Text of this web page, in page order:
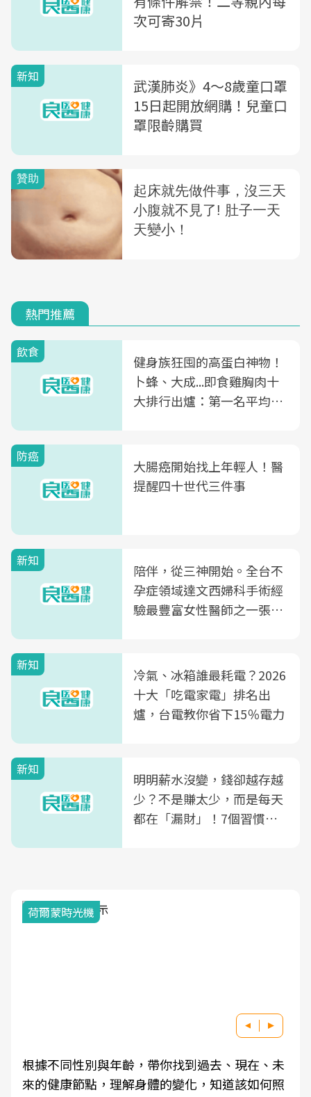
次可寄30片
新知
武漢肺炎》4～8歲童口罩
15日起開放網購！兒童口
罩限齡購買
熱門推薦
飲食
健身族狂囤的高蛋白神物！
卜蜂、大成...即食雞胸肉十
大排行出爐：第一名平均一
防癌
大腸癌開始找上年輕人！醫
提醒四十世代三件事
新知
陪伴，從三神開始。全台不
孕症領域達文西婦科手術經
驗最豐富女性醫師之一張永
光田醫院建構360度女性健
康照護生態圈
新知
冷氣、冰箱誰最耗電？2026
十大「吃電家電」排名出
爐，台電教你省下15％電力
新知
明明薪水沒變，錢卻越存越
少？不是賺太少，而是每天
都在「漏財」！7個習慣一
荷爾蒙時光機
根據不同性別與年齡，帶你找到過去、現在、未
來的健康節點，理解身體的變化，知道該如何照